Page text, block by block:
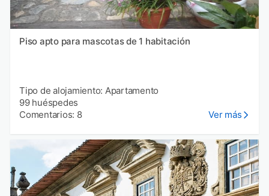
Piso apto para mascotas de 1 habitación
Tipo de alojamiento: Apartamento
99 huéspedes
Comentarios: 8
Ver más